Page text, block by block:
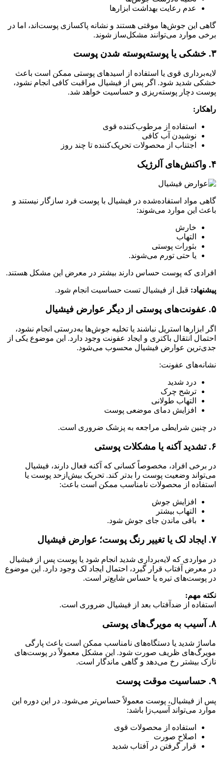
عدم رعایت بهداشت ابزارها
گاهی این جوش‌ها موقتی هستند و نشانه پاکسازی پوست‌اند، اما در
برخی موارد می‌توانند مشکل‌ساز شوند.
۳. خشکی یا پوسته‌پوسته شدن پوست
لایه‌برداری قوی یا استفاده از اسیدهای پوستی ممکن است باعث
خشکی شدید شود. اگر پس از فیشیال مراقبت کافی انجام نشود،
پوست دچار پوسته‌ریزی و حساسیت خواهد شد.
راهکار:
استفاده از مرطوب‌کننده قوی
نوشیدن آب کافی
اجتناب از محصولات تحریک‌کننده تا چند روز
۴. واکنش‌های آلرژیک
گاهی مواد استفاده‌شده در فیشیال با پوست فرد سازگار نیستند و
باعث این موارد می‌شوند:
خارش
التهاب
بثورات پوستی
یا حتی تورم می‌شوند.
افرادی که پوست حساس دارند بیشتر در معرض این مشکل هستند.
پیشنهاد: قبل از فیشیال تست حساسیت انجام شود.
۵. عفونت‌های پوستی از دیگر عوارض فیشیال
اگر ابزارها استریل نباشند یا تخلیه جوش‌ها به‌درستی انجام نشود،
احتمال انتقال باکتری و ایجاد عفونت وجود دارد. این موضوع یکی از
جدی‌ترین عوارض فیشیال محسوب می‌شود.
نشانه‌های عفونت:
درد شدید
ترشح چرک
التهاب طولانی
افزایش دمای موضعی پوست
در چنین شرایطی مراجعه به پزشک ضروری است.
۶. تشدید آکنه یا مشکلات پوستی
در برخی افراد، مخصوصاً کسانی که آکنه فعال دارند، فیشیال
می‌تواند وضعیت پوست را بدتر کند. تحریک بیش‌ازحد پوست یا
استفاده از محصولات نامناسب ممکن است باعث:
افزایش جوش
التهاب بیشتر
باقی ماندن جای جوش شود.
۷. ایجاد لک یا تغییر رنگ پوست؛ عوارض فیشیال
در مواردی که لایه‌برداری شدید انجام شود یا پوست پس از فیشیال
در معرض آفتاب قرار گیرد، احتمال ایجاد لک وجود دارد. این موضوع
در پوست‌های تیره یا حساس شایع‌تر است.
نکته مهم:
استفاده از ضدآفتاب بعد از فیشیال ضروری است.
۸. آسیب به مویرگ‌های پوستی
ماساژ شدید یا دستگاه‌های نامناسب ممکن است باعث پارگی
مویرگ‌های ظریف صورت شود. این مشکل معمولاً در پوست‌های
نازک بیشتر رخ می‌دهد و گاهی ماندگار است.
۹. حساسیت موقت پوست
پس از فیشیال، پوست معمولاً حساس‌تر می‌شود. در این دوره این
موارد می‌تواند آسیب‌زا باشد:
استفاده از محصولات قوی
اصلاح صورت
قرار گرفتن در آفتاب شدید